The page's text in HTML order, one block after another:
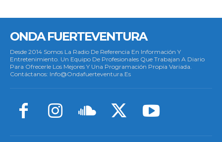
ONDA FUERTEVENTURA
Desde 2014 Somos La Radio De Referencia En Información Y
Entretenimiento. Un Equipo De Profesionales Que Trabajan A Diario
Para Ofrecerle Los Mejores Y Una Programación Propia Variada.
Contáctanos: Info@ondafuerteventura.es